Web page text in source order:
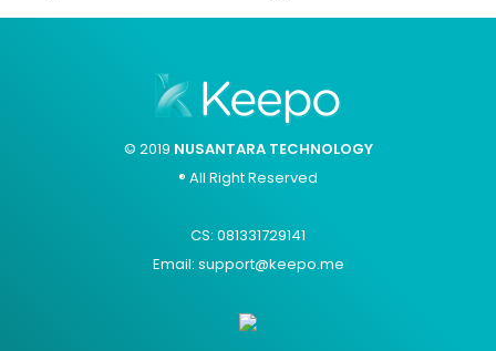
© 2019 NUSANTARA TECHNOLOGY
® All Right Reserved
CS: 081331729141
Email: support@keepo.me